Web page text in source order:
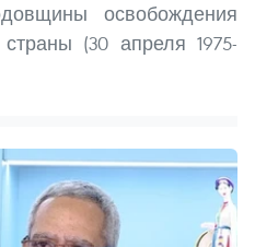
освобождения
(30 апреля 1975-